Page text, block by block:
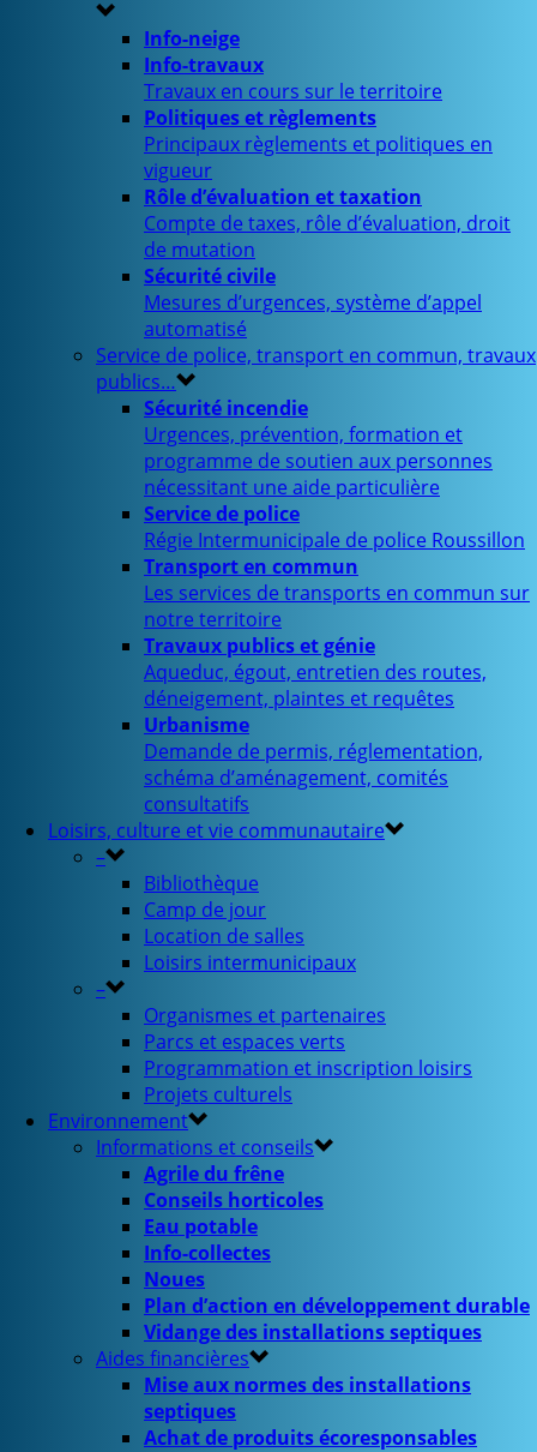
Info-neige
Info-travaux
Travaux en cours sur le territoire
Politiques et règlements
Principaux règlements et politiques en
vigueur
Rôle d’évaluation et taxation
Compte de taxes, rôle d’évaluation, droit
de mutation
Sécurité civile
Mesures d’urgences, système d’appel
automatisé
Service de police, transport en commun, travaux
publics…
Sécurité incendie
Urgences, prévention, formation et
programme de soutien aux personnes
nécessitant une aide particulière
Service de police
Régie Intermunicipale de police Roussillon
Transport en commun
Les services de transports en commun sur
notre territoire
Travaux publics et génie
Aqueduc, égout, entretien des routes,
déneigement, plaintes et requêtes
Urbanisme
Demande de permis, réglementation,
schéma d’aménagement, comités
consultatifs
Loisirs, culture et vie communautaire
–
Bibliothèque
Camp de jour
Location de salles
Loisirs intermunicipaux
–
Organismes et partenaires
Parcs et espaces verts
Programmation et inscription loisirs
Projets culturels
Environnement
Informations et conseils
Agrile du frêne
Conseils horticoles
Eau potable
Info-collectes
Noues
Plan d’action en développement durable
Vidange des installations septiques
Aides financières
Mise aux normes des installations
septiques
Achat de produits écoresponsables